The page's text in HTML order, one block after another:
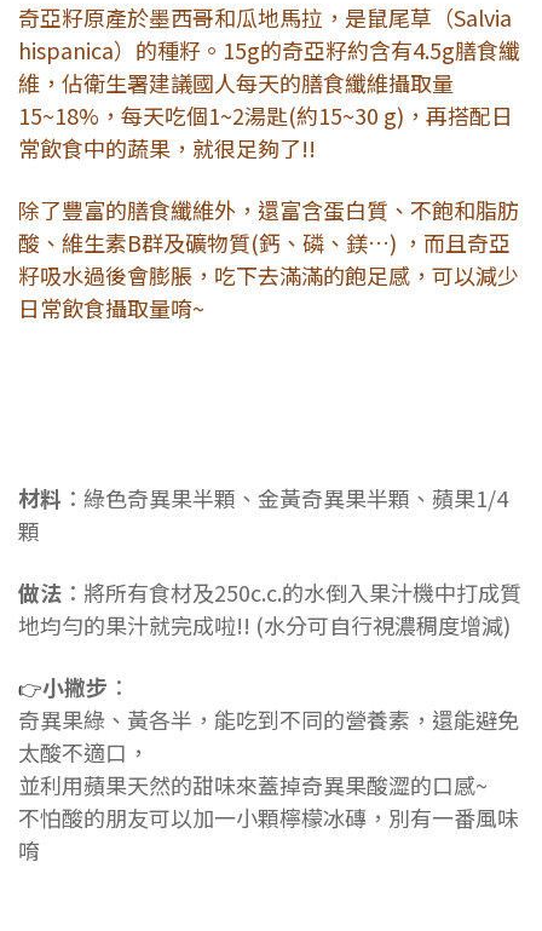
奇亞籽原產於墨西哥和瓜地馬拉，是鼠尾草（Salvia
hispanica）的種籽。15g的奇亞籽約含有4.5g膳食纖
維，佔衛生署建議國人每天的膳食纖維攝取量
15~18%，每天吃個1~2湯匙(約15~30 g)，再搭配日
常飲食中的蔬果，就很足夠了!!
除了豐富的膳食纖維外，還富含蛋白質、不飽和脂肪
酸、維生素B群及礦物質(鈣、磷、鎂…) ，而且奇亞
籽吸水過後會膨脹，吃下去滿滿的飽足感，可以減少
日常飲食攝取量唷~
材料 ：綠色奇異果半顆、金黃奇異果半顆、蘋果1/4
顆
做法 ：將所有食材及250c.c.的水倒入果汁機中打成質
地均勻的果汁就完成啦!! (水分可自行視濃稠度增減)
👉小撇步 ：
奇異果綠、黃各半，能吃到不同的營養素，還能避免
太酸不適口，
並利用蘋果天然的甜味來蓋掉奇異果酸澀的口感~
不怕酸的朋友可以加一小顆檸檬冰磚，別有一番風味
唷